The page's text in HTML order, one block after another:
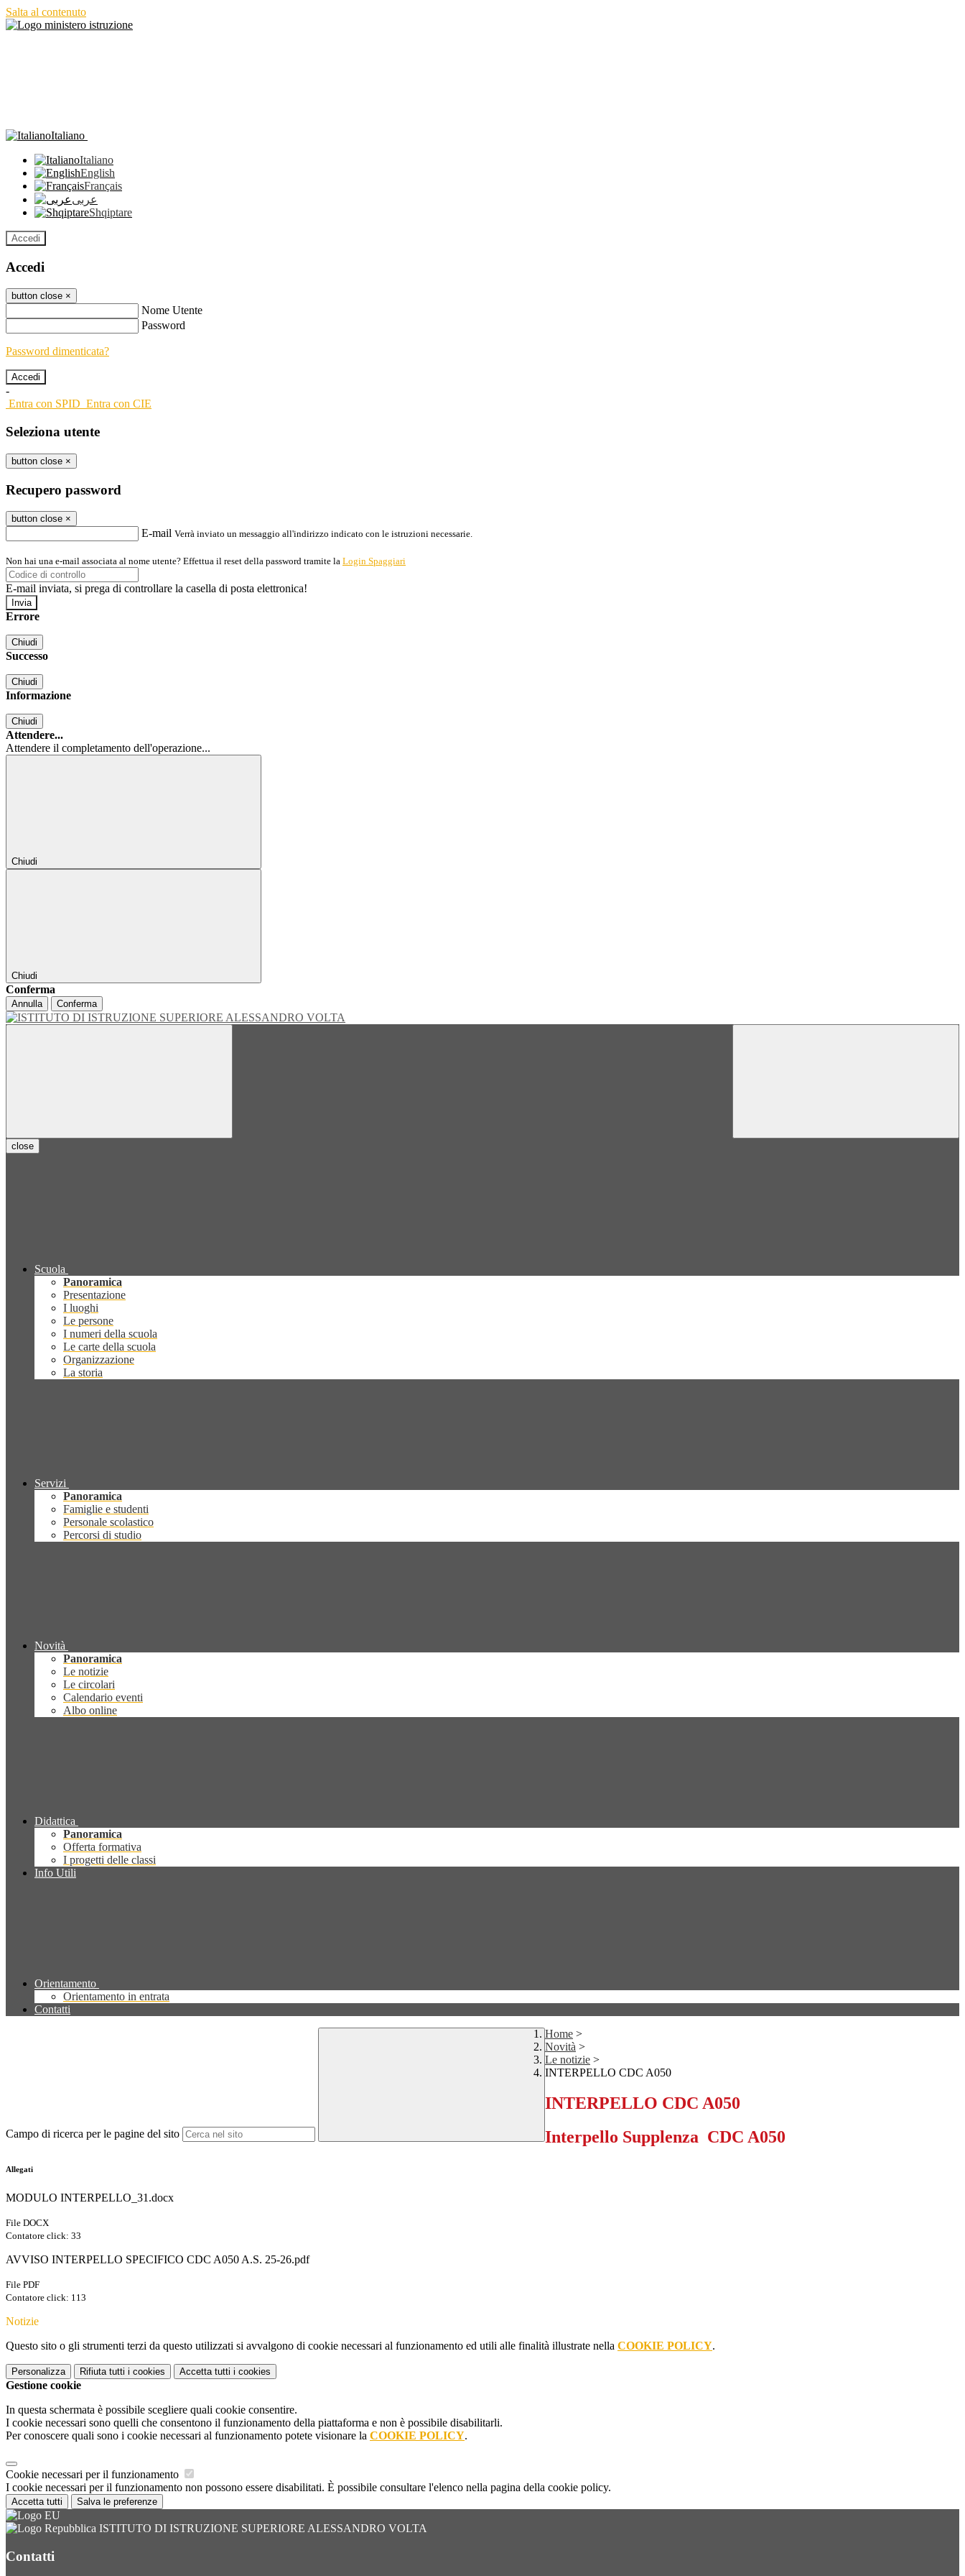
Salta al contenuto
Italiano
Italiano
English
Français
عربى
Shqiptare
Accedi
Accedi
button close ×
Nome Utente
Password
Password dimenticata?
-
Entra con SPID Entra con CIE
Seleziona utente
button close ×
Recupero password
button close ×
E-mail Verrà inviato un messaggio all'indirizzo indicato con le istruzioni necessarie.
Non hai una e-mail associata al nome utente? Effettua il reset della password tramite la Login Spaggiari
E-mail inviata, si prega di controllare la casella di posta elettronica!
Errore
Chiudi
Successo
Chiudi
Informazione
Chiudi
Attendere...
Attendere il completamento dell'operazione...
Chiudi
Chiudi
Conferma
Annulla Conferma
close
Scuola
Panoramica
Presentazione
I luoghi
Le persone
I numeri della scuola
Le carte della scuola
Organizzazione
La storia
Servizi
Panoramica
Famiglie e studenti
Personale scolastico
Percorsi di studio
Novità
Panoramica
Le notizie
Le circolari
Calendario eventi
Albo online
Didattica
Panoramica
Offerta formativa
I progetti delle classi
Info Utili
Orientamento
Orientamento in entrata
Contatti
Campo di ricerca per le pagine del sito
Home >
Novità >
Le notizie >
INTERPELLO CDC A050
INTERPELLO CDC A050
Interpello Supplenza CDC A050
Allegati
MODULO INTERPELLO_31.docx
File DOCX
Contatore click: 33
AVVISO INTERPELLO SPECIFICO CDC A050 A.S. 25-26.pdf
File PDF
Contatore click: 113
Notizie
Questo sito o gli strumenti terzi da questo utilizzati si avvalgono di cookie necessari al funzionamento ed utili alle finalità illustrate nella COOKIE POLICY.
Personalizza Rifiuta tutti i cookies Accetta tutti i cookies
Gestione cookie
In questa schermata è possibile scegliere quali cookie consentire.
I cookie necessari sono quelli che consentono il funzionamento della piattaforma e non è possibile disabilitarli.
Per conoscere quali sono i cookie necessari al funzionamento potete visionare la COOKIE POLICY.
Cookie necessari per il funzionamento
I cookie necessari per il funzionamento non possono essere disabilitati. È possibile consultare l'elenco nella pagina della cookie policy.
Accetta tutti Salva le preferenze
ISTITUTO DI ISTRUZIONE SUPERIORE ALESSANDRO VOLTA
Contatti